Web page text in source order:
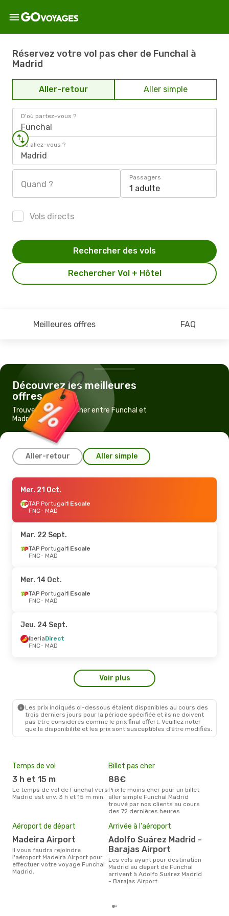
Réservez votre vol pas cher de Funchal à
Madrid
Aller-retour Aller simple
D'où partez-vous ?
Funchal
Où allez-vous ?
Madrid
Quand ?
Passagers
1 adulte
Vols directs
Rechercher Vol + Hôtel
Rechercher des vols
Meilleures offres FAQ
Découvrez les meilleures
offres
Trouvez un vol pas cher entre Funchal et
Madrid
Aller-retour Aller simple
Lun. 5 Oct.- Mer. 7 Oct.
IberiaDirect
FNC- MAD
MAD- FNC
Mer. 21 Oct.
TAP Portugal1 Escale
FNC- MAD
Mar. 22 Sept.
TAP Portugal1 Escale
FNC- MAD
Mer. 14 Oct.
TAP Portugal1 Escale
FNC- MAD
Jeu. 24 Sept.
IberiaDirect
FNC- MAD
Voir plus
Les prix indiqués ci-dessous étaient disponibles au cours des
trois derniers jours pour la période spécifiée et ils ne doivent
pas être considérés comme le prix final offert. Veuillez noter
que la disponibilité et les prix sont susceptibles d’être modifiés.
Temps de vol
3 h et 15 m
Le temps de vol de Funchal vers
Madrid est env. 3 h et 15 m min.
Billet pas cher
88€
Prix le moins cher pour un billet
aller simple Funchal Madrid
trouvé par nos clients au cours
des 72 dernières heures
Aéroport de départ
Madeira Airport
Il vous faudra rejoindre
l'aéroport Madeira Airport pour
effectuer votre voyage Funchal
Madrid.
Arrivée à l'aéroport
Adolfo Suárez Madrid -
Barajas Airport
Les vols ayant pour destination
Madrid au depart de Funchal
arrivent à Adolfo Suárez Madrid
- Barajas Airport